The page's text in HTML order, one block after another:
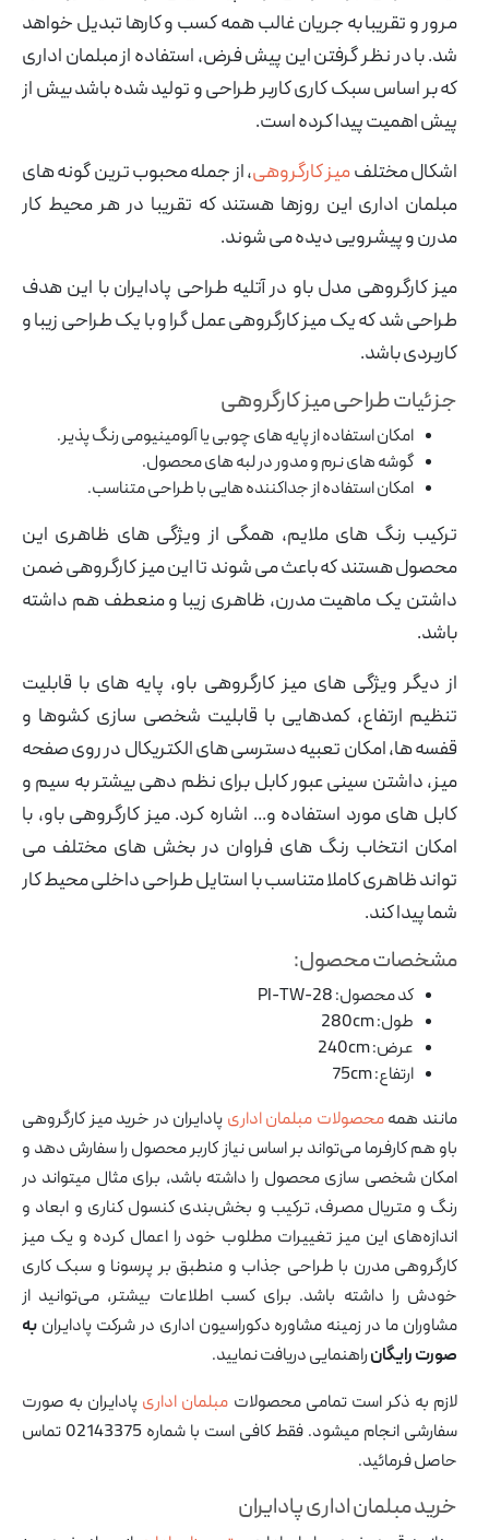
مرور و تقریبا به جریان غالب همه کسب و کارها تبدیل خواهد
شد. با در نظر گرفتن این پیش فرض، استفاده از مبلمان اداری
که بر اساس سبک کاری کاربر طراحی و تولید شده باشد بیش از
پیش اهمیت پیدا کرده است.
اشکال مختلفمیز کارگروهی، از جمله محبوب ترین گونه های
مبلمان اداری این روزها هستند که تقریبا در هر محیط کار
مدرن و پیشرویی دیده می شوند.
میز کارگروهی مدل باو در آتلیه طراحی پادایران با این هدف
طراحی شد که یک میز کارگروهی عمل گرا و با یک طراحی زیبا و
کاربردی باشد.
جزئیات طراحی میز کارگروهی
امکان استفاده از پایه های چوبی یا آلومینیومی رنگ پذیر.
گوشه های نرم و مدور در لبه های محصول.
امکان استفاده از جداکننده هایی با طراحی متناسب.
ترکیب رنگ های ملایم، همگی از ویژگی های ظاهری این
محصول هستند که باعث می شوند تا این میز کارگروهی ضمن
داشتن یک ماهیت مدرن، ظاهری زیبا و منعطف هم داشته
باشد.
از دیگر ویژگی های میز کارگروهی باو، پایه های با قابلیت
تنظیم ارتفاع، کمدهایی با قابلیت شخصی سازی کشوها و
قفسه ها، امکان تعبیه دسترسی های الکتریکال در روی صفحه
میز، داشتن سینی عبور کابل برای نظم دهی بیشتر به سیم و
کابل های مورد استفاده و... اشاره کرد. میز کارگروهی باو، با
امکان انتخاب رنگ های فراوان در بخش های مختلف می
تواند ظاهری کاملا متناسب با استایل طراحی داخلی محیط کار
شما پیدا کند.
مشخصات محصول:
کد محصول: PI-TW-28
طول: 280cm
عرض: 240cm
ارتفاع: 75cm
مانند همهمحصولات مبلمان اداری پادایران در خرید میز کارگروهی
باو هم کارفرما می‌تواند بر اساس نیاز کاربر محصول را سفارش دهد و
امکان شخصی سازی محصول را داشته باشد، برای مثال میتواند در
رنگ و متریال مصرف، ترکیب و بخش‌بندی کنسول کناری و ابعاد و
اندازه‌های این میز تغییرات مطلوب خود را اعمال کرده و یک میز
کارگروهی مدرن با طراحی جذاب و منطبق بر پرسونا و سبک کاری
خودش را داشته باشد. برای کسب اطلاعات بیشتر، می‌توانید از
مشاوران ما در زمینه مشاوره دکوراسیون اداری در شرکت پادایران به
صورت رایگانراهنمایی دریافت نمایید.
لازم به ذکر است تمامی محصولات مبلمان اداری پادایران به صورت
سفارشی انجام میشود. فقط کافی است با شماره 02143375 تماس
حاصل فرمائید.
خرید مبلمان اداری پادایران